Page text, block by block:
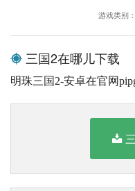
游戏类别
三国2在哪儿下载
明珠三国2-安卓在官网